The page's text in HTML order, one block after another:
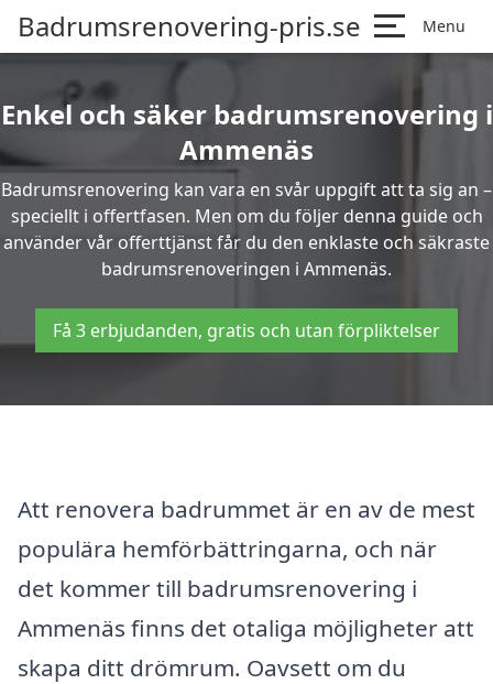
Badrumsrenovering-pris.se Menu
Enkel och säker badrumsrenovering i
Ammenäs
Badrumsrenovering kan vara en svår uppgift att ta sig an –
speciellt i offertfasen. Men om du följer denna guide och
använder vår offerttjänst får du den enklaste och säkraste
badrumsrenoveringen i Ammenäs.
Få 3 erbjudanden, gratis och utan förpliktelser
Att renovera badrummet är en av de mest
populära hemförbättringarna, och när
det kommer till badrumsrenovering i
Ammenäs finns det otaliga möjligheter att
skapa ditt drömrum. Oavsett om du